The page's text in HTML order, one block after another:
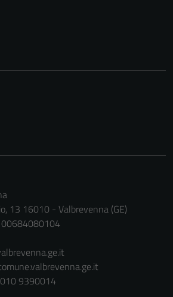
13 16010 - Valbrevenna (GE)
00684080104
9390014
sono necessari
disabilitati.
personali.
Terze parti
Questi cookie